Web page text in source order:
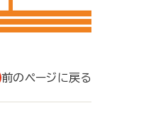
前のページに戻る